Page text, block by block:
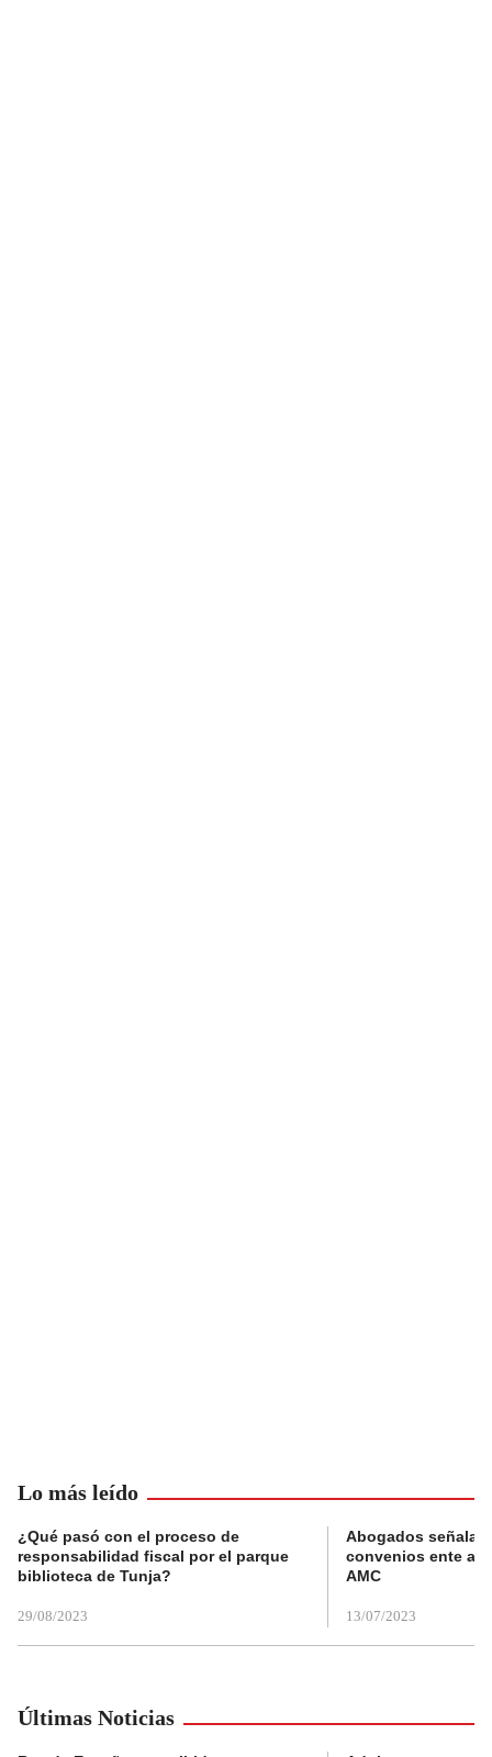
Lo más leído
¿Qué pasó con el proceso de
responsabilidad fiscal por el parque
biblioteca de Tunja?
29/08/2023
Abogados
convenios ente
AMC
13/07/2023
Últimas Noticias